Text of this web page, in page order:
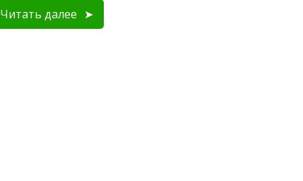
Читать далее